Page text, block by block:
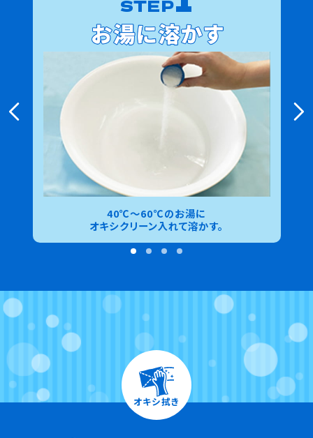
STEP
40℃～60℃のお湯に
オキシクリーン入れて溶かす。
オキシ拭き